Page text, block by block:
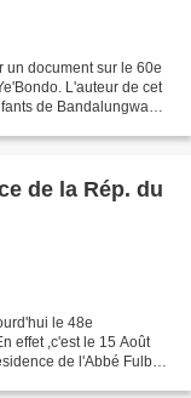
un document sur le 60e
L'auteur de cet
de Bandalungwa
de la Rép. du
le 48e
effet ,c'est le 15 Août
de l'Abbé Fulbert